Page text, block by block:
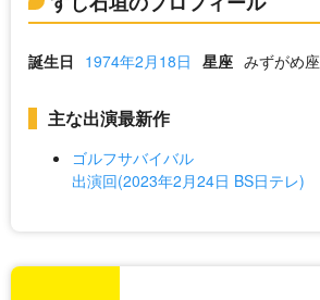
誕生日 1974年2月18日 星座 みずがめ座
主な出演最新作
ゴルフサバイバル
出演回(2023年2月24日 BS日テレ)